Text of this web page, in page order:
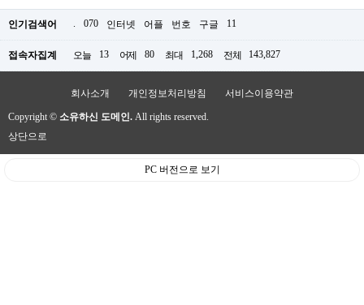
인기검색어 . 070 인터넷 어플 번호 구글 11
접속자집계 오늘 13 어제 80 최대 1,268 전체 143,827
회사소개 개인정보처리방침 서비스이용약관
Copyright © 소유하신 도메인. All rights reserved.
상단으로
PC 버전으로 보기